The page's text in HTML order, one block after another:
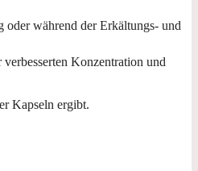
während der Erkältungs- und
Konzentration und
Kapseln ergibt.